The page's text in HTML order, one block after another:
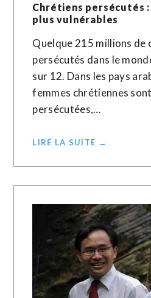
Chrétiens persécutés
plus vulnérables
Quelque 215 millions de
persécutés dans le
sur 12. Dans les pays
femmes chrétiennes
persécutées,…
LIRE LA SUITE →